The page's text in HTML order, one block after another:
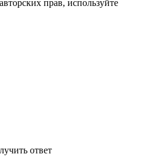
прав, используйте
ответ